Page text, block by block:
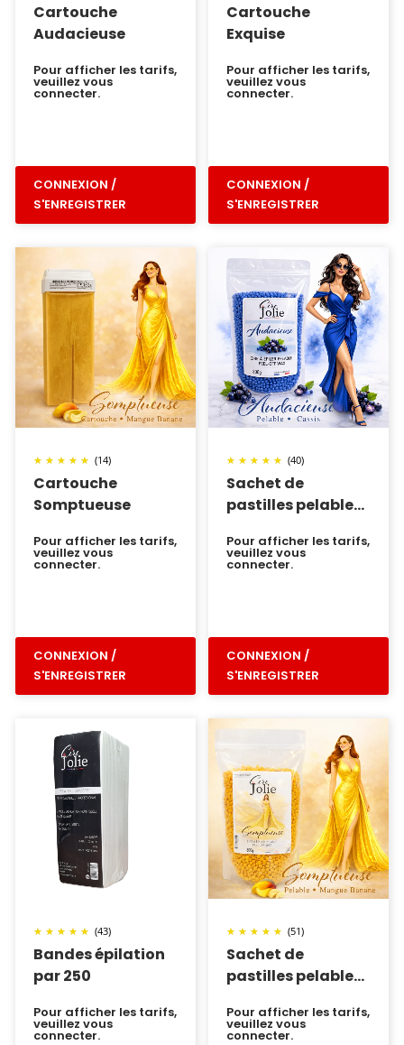
Cartouche
Audacieuse
Pour afficher les tarifs,
veuillez vous
connecter.
CONNEXION /
S'ENREGISTRER
Cartouche
Exquise
Pour afficher les tarifs,
veuillez vous
connecter.
CONNEXION /
S'ENREGISTRER
Cartouche
Somptueuse
(14)
Pour afficher les tarifs,
veuillez vous
connecter.
CONNEXION /
S'ENREGISTRER
Sachet de
pastilles pelable
(40)
Pour afficher les tarifs,
veuillez vous
connecter.
CONNEXION /
S'ENREGISTRER
Bandes épilation
par 250
(43)
Pour afficher les tarifs,
veuillez vous
connecter.
Sachet de
pastilles pelable
(51)
Pour afficher les tarifs,
veuillez vous
connecter.